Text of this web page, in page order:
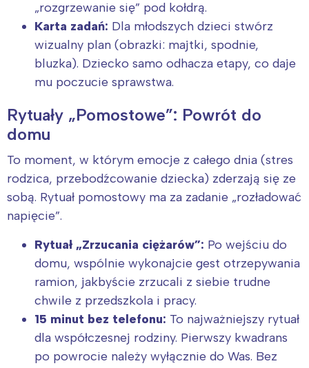
„rozgrzewanie się” pod kołdrą.
Karta zadań: Dla młodszych dzieci stwórz
wizualny plan (obrazki: majtki, spodnie,
bluzka). Dziecko samo odhacza etapy, co daje
mu poczucie sprawstwa.
Rytuały „Pomostowe”: Powrót do
domu
To moment, w którym emocje z całego dnia (stres
rodzica, przebodźcowanie dziecka) zderzają się ze
sobą. Rytuał pomostowy ma za zadanie „rozładować
napięcie”.
Rytuał „Zrzucania ciężarów”: Po wejściu do
domu, wspólnie wykonajcie gest otrzepywania
ramion, jakbyście zrzucali z siebie trudne
chwile z przedszkola i pracy.
15 minut bez telefonu: To najważniejszy rytuał
dla współczesnej rodziny. Pierwszy kwadrans
po powrocie należy wyłącznie do Was. Bez